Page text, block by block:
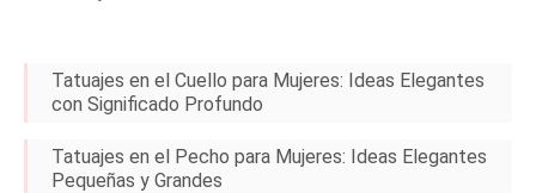
Tatuajes en el Cuello para Mujeres: Ideas Elegantes
con Significado Profundo
Tatuajes en el Pecho para Mujeres: Ideas Elegantes
Pequeñas y Grandes